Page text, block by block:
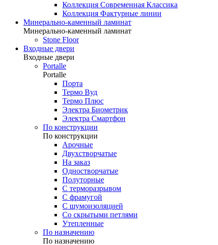
Коллекция Современная Классика
Коллекция Фактурные линии
Минерально-каменный ламинат
Минерально-каменный ламинат
Stone Floor
Входные двери
Входные двери
Portalle
Portalle
Порта
Термо Вуд
Термо Плюс
Электра Биометрик
Электра Смартфон
По конструкции
По конструкции
Арочные
Двухстворчатые
На заказ
Одностворчатые
Полуторные
С терморазрывом
С фрамугой
С шумоизоляцией
Со скрытыми петлями
Утепленные
По назначению
По назначению